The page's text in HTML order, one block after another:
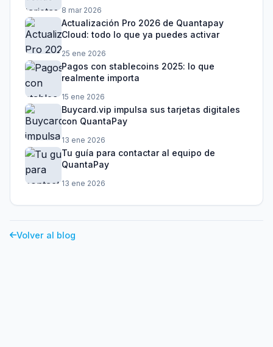
8 mar 2026
Actualización Pro 2026 de Quantapay
Cloud: todo lo que ya puedes activar
25 ene 2026
Pagos con stablecoins 2025: lo que
realmente importa
15 ene 2026
Buycard.vip impulsa sus tarjetas digitales
con QuantaPay
13 ene 2026
Tu guía para contactar al equipo de
QuantaPay
13 ene 2026
Volver al blog